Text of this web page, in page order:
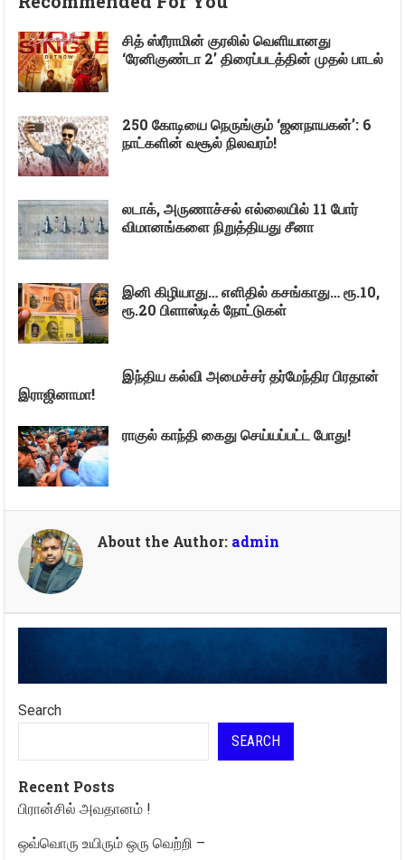
சித் ஸ்ரீராமின் குரலில் வெளியானது
‘ரேனிகுண்டா 2’ திரைப்படத்தின் முதல் பாடல்
250 கோடியை நெருங்கும் ‘ஜனநாயகன்’: 6
நாட்களின் வசூல் நிலவரம்!
லடாக், அருணாச்சல் எல்லையில் 11 போர்
விமானங்களை நிறுத்தியது சீனா
இனி கிழியாது… எளிதில் கசங்காது… ரூ.10,
ரூ.20 பிளாஸ்டிக் நோட்டுகள்
இந்திய கல்வி அமைச்சர் தர்மேந்திர பிரதான்
இராஜினாமா!
ராகுல் காந்தி கைது செய்யப்பட்ட போது!
About the Author: admin
Search
SEARCH
Recent Posts
பிரான்சில் அவதானம் !
ஒவ்வொரு உயிரும் ஒரு வெற்றி –